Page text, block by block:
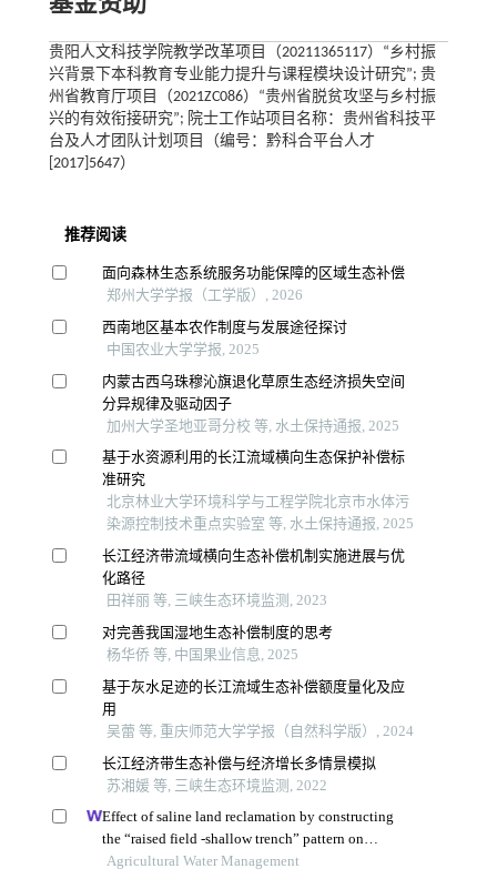
贵阳人文科技学院教学改革项目（20211365117）“乡村振
兴背景下本科教育专业能力提升与课程模块设计研究”; 贵
州省教育厅项目（2021ZC086）“贵州省脱贫攻坚与乡村振
兴的有效衔接研究”; 院士工作站项目名称：贵州省科技平
台及人才团队计划项目（编号：黔科合平台人才
[2017]5647）